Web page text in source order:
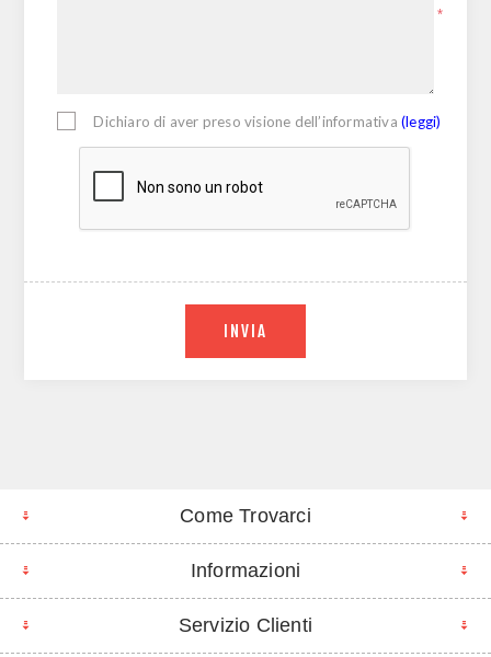
*
Dichiaro di aver preso visione dell’informativa(leggi)
INVIA
Come Trovarci
Informazioni
Servizio Clienti